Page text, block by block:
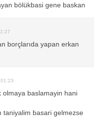
bölükbasi gene baskan
borçlarıda yapan erkan
olmaya baslamayin hani
taniyalim basari gelmezse